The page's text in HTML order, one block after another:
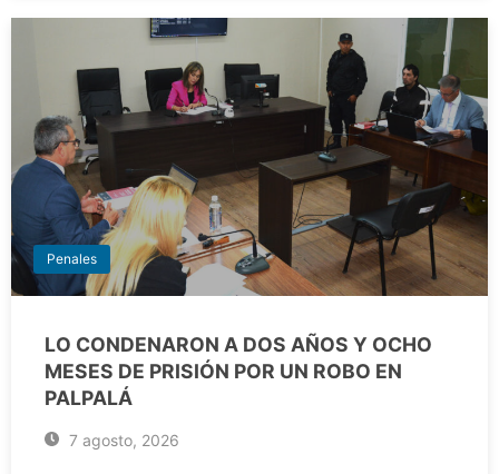
Penales
LO CONDENARON A DOS AÑOS Y OCHO
MESES DE PRISIÓN POR UN ROBO EN
PALPALÁ
7 agosto, 2026